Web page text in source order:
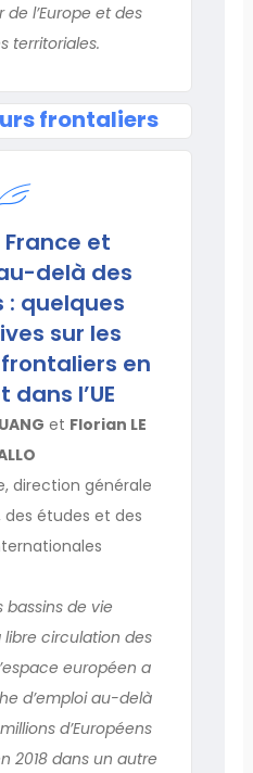
l’Europe et des
territoriales.
frontaliers
et
delà des
quelques
sur les
en
dans l’UE
et Florian LE
direction générale
des études et des
de vie
libre circulation des
européen a
d’emploi au-delà
d’Européens
2018 dans un autre